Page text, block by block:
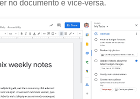
no documento e vice-versa.